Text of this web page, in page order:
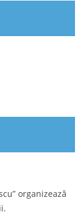
organizează